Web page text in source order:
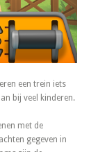
een trein iets
bij veel kinderen.
met de
gegeven in